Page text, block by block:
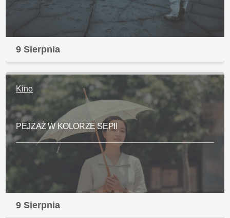
9 Sierpnia
Kino
PEJZAŻ W KOLORZE SEPII
9 Sierpnia